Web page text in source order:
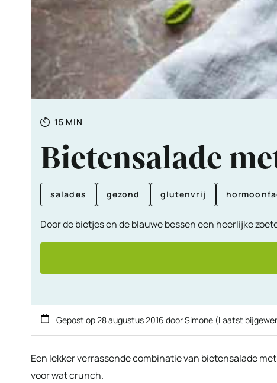
Totale
15 MINUTEN
MIN
Bietensalade
salades gezond glutenvrij
Door de bietjes en de blauwe bessen een heerlijke
Gepost op28 augustus 2016 doorSimone (Laatst
Een lekker verrassende combinatie van bietensalade
voor wat crunch.